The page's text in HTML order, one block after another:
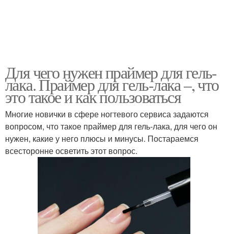
Для чего нужен праймер для гель-
лака. Праймер для гель-лака –, что
это такое и как пользоваться
Многие новички в сфере ногтевого сервиса задаются
вопросом, что такое праймер для гель-лака, для чего он
нужен, какие у него плюсы и минусы. Постараемся
всесторонне осветить этот вопрос.